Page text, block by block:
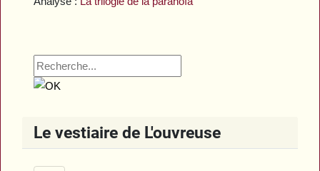
Le vestiaire de L'ouvreuse